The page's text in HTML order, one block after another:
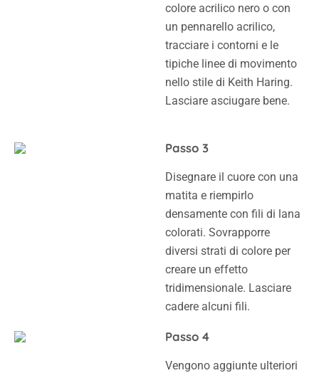
colore acrilico nero o con
un pennarello acrilico,
tracciare i contorni e le
tipiche linee di movimento
nello stile di Keith Haring.
Lasciare asciugare bene.
Passo 3
Disegnare il cuore con una
matita e riempirlo
densamente con fili di lana
colorati. Sovrapporre
diversi strati di colore per
creare un effetto
tridimensionale. Lasciare
cadere alcuni fili.
Passo 4
Vengono aggiunte ulteriori